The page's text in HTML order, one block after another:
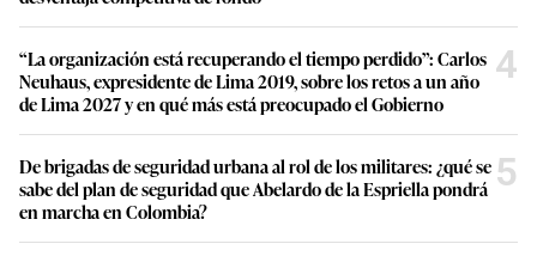
“La organización está recuperando el tiempo perdido”: Carlos
Neuhaus, expresidente de Lima 2019, sobre los retos a un año
de Lima 2027 y en qué más está preocupado el Gobierno
4
De brigadas de seguridad urbana al rol de los militares: ¿qué se
sabe del plan de seguridad que Abelardo de la Espriella pondrá
en marcha en Colombia?
5